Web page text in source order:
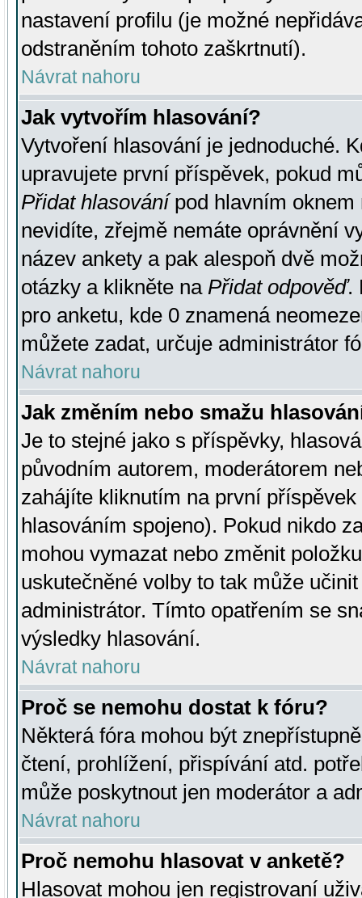
nastavení profilu (je možné
odstraněním tohoto zaškrtnutí).
Návrat nahoru
Jak vytvořím hlasování?
Vytvoření hlasování je jednoduché.
upravujete první příspěvek, pokud
Přidat hlasovánípod hlavním oknem
nevidíte, zřejmě nemáte oprávnění
název ankety a pak alespoň dvě
otázky a klikněte na Přidat odpověď.
pro anketu, kde 0 znamená
můžete zadat, určuje administrátor
Návrat nahoru
Jak změním nebo smažu
Je to stejné jako s příspěvky,
původním autorem, moderátorem
zahájíte kliknutím na první
hlasováním spojeno). Pokud nikdo
mohou vymazat nebo změnit
uskutečněné volby to tak může
administrátor. Tímto opatřením se
výsledky hlasování.
Návrat nahoru
Proč se nemohu dostat k fóru?
Některá fóra mohou být
čtení, prohlížení, přispívání atd.
může poskytnout jen moderátor a
Návrat nahoru
Proč nemohu hlasovat v anketě?
Hlasovat mohou jen registrovaní